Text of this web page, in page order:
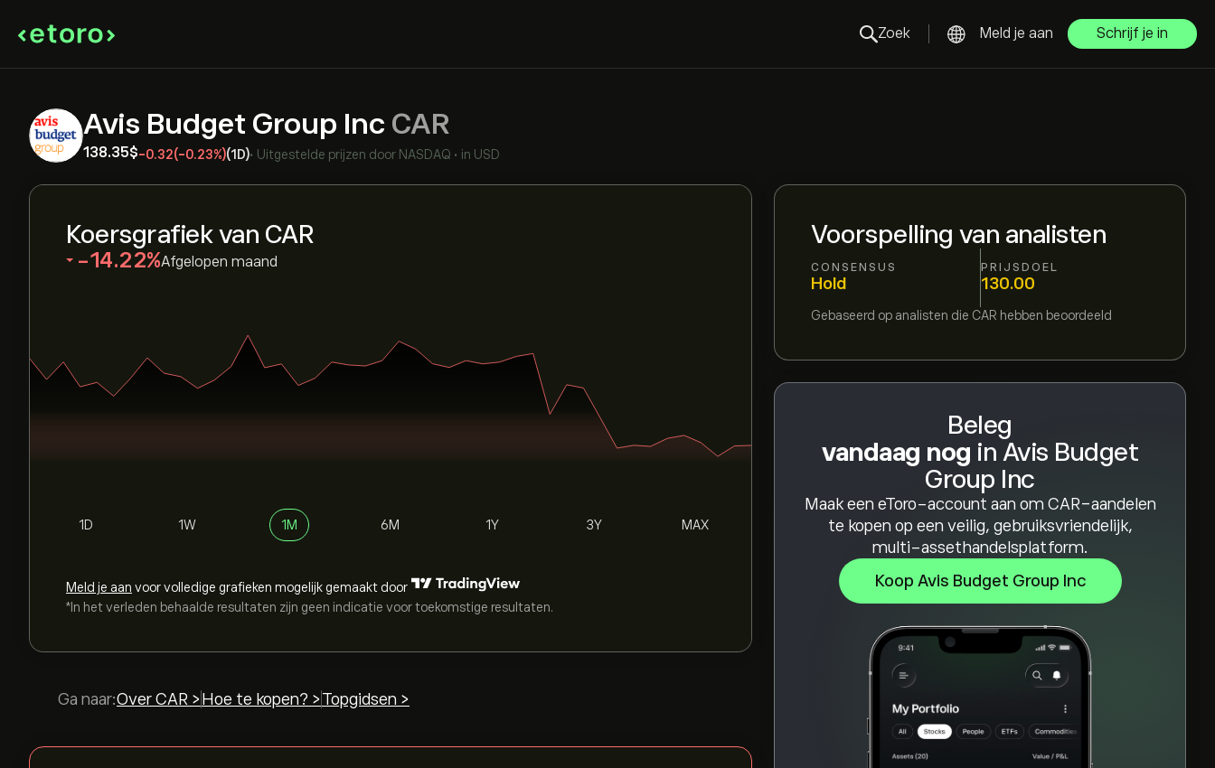
Zoek Meld je aan Schrijf je in
Avis Budget Group Inc CAR
138.35‎$‎-0.32(-0.23%)(1D)• Uitgestelde prijzen door NASDAQ • in USD
Voorspelling van analisten
CONSENSUS
Hold
PRIJSDOEL
130.00
Gebaseerd op analisten die CAR hebben beoordeeld
Beleg
vandaag nog in Avis Budget
Group Inc
Maak een eToro-account aan om CAR-aandelen
te kopen op een veilig, gebruiksvriendelijk,
multi-assethandelsplatform.
Koop Avis Budget Group Inc
Koersgrafiek van CAR
‎-14.22‎ Afgelopen maand
1D 1W 1M 6M 1Y 3Y MAX
Meld je aan voor volledige grafieken mogelijk gemaakt door
*In het verleden behaalde resultaten zijn geen indicatie voor toekomstige resultaten.
Ga naar:Over CAR > Hoe te kopen? > Topgidsen >